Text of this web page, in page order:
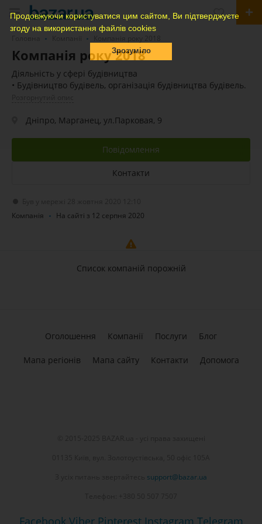
Продовжуючи користуватися цим сайтом, Ви підтверджуєте
згоду на використання файлів cookies
Зрозуміло
Компанія року 2018
Діяльність у сфері будівництва
• Будівництво будівель, організація будівництва будівель.
Дніпро, Марганец, ул.Парковая, 9
Повідомлення
Контакти
Компанія
На сайті з 12 серпня 2020
Список компаній порожній
support@bazar.ua
Оголошення Компанії Послуги Блог
Мапа регіонів Мапа сайту Контакти Допомога
Facebook Viber Pinterest Instagram Telegram